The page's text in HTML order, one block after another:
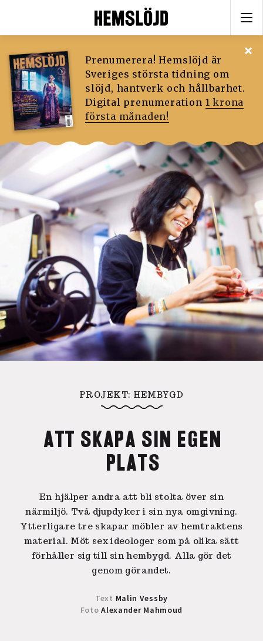
Prenumerera! Hemslöjd är
Sveriges största tidning om
slöjd, hantverk och hållbarhet.
Digital prenumeration 1 krona
första månaden!
PROJEKT: HEMBYGD
ATT SKAPA SIN EGEN
PLATS
En hjälper andra att bli stolta över sin
närmiljö. Två djupdyker i sin nya omgivning.
Ytterligare tre skapar möbler av hemtraktens
material. Möt sex ideologer som på olika sätt
förhåller sig till sin hembygd. Alla gör det
genom görandet.
Text Malin Vessby
FotoAlexander Mahmoud